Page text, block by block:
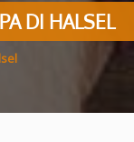
DI HALSEL